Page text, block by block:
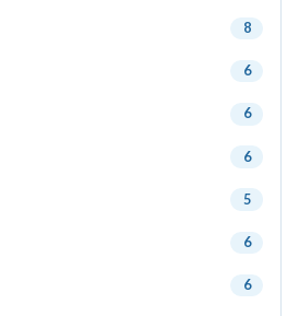
8
6
6
6
5
6
6